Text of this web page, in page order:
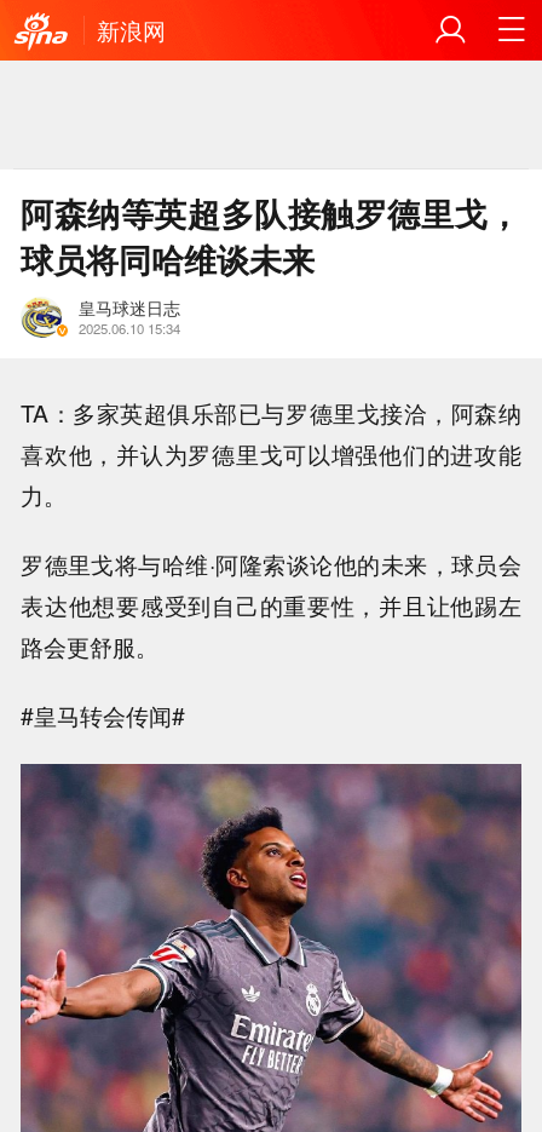
新浪网
阿森纳等英超多队接触罗德里戈，
球员将同哈维谈未来
皇马球迷日志
2025.06.10 15:34
TA：多家英超俱乐部已与罗德里戈接洽，阿森纳
喜欢他，并认为罗德里戈可以增强他们的进攻能
力。
罗德里戈将与哈维·阿隆索谈论他的未来，球员会
表达他想要感受到自己的重要性，并且让他踢左
路会更舒服。
#皇马转会传闻#